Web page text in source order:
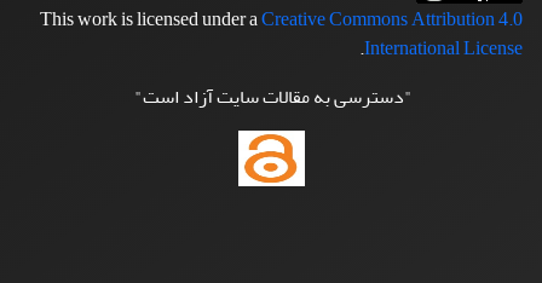
This work is licensed under aCreative Commons Attribution 4.0
International License
.
"دسترسی به مقالات سایت آزاد است"